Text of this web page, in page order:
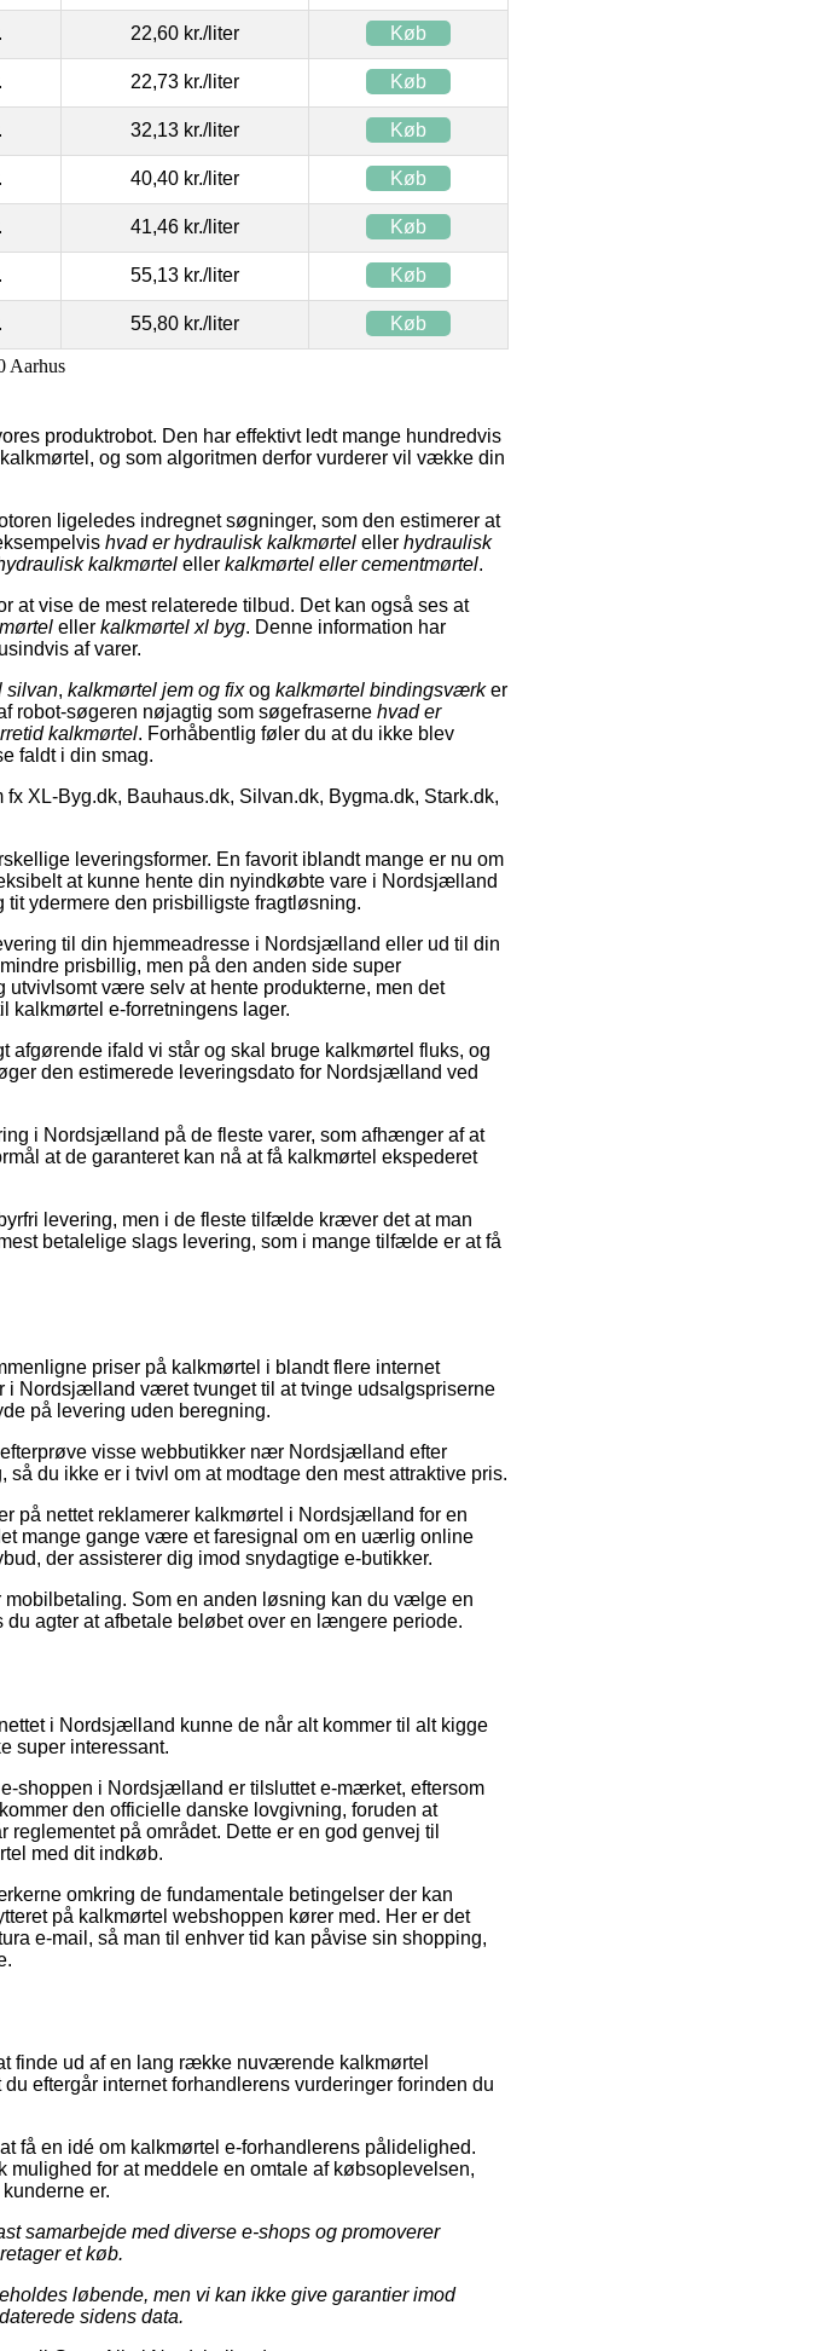
22,60 kr./liter Køb
22,73 kr./liter Køb
32,13 kr./liter Køb
40,40 kr./liter Køb
41,46 kr./liter Køb
55,13 kr./liter Køb
55,80 kr./liter Køb
Aarhus
produktrobot. Den har effektivt ledt mange hundredvis
og som algoritmen derfor vurderer vil vække din
ligeledes indregnet søgninger, som den estimerer at
hvad er hydraulisk kalkmørtel eller hydraulisk
kalkmørtel eller kalkmørtel eller cementmørtel.
at vise de mest relaterede tilbud. Det kan også ses at
eller kalkmørtel xl byg. Denne information har
af varer.
silvan, kalkmørtel jem og fixog kalkmørtel bindingsværker
robot-søgeren nøjagtig som søgefraserne hvad er
kalkmørtel. Forhåbentlig føler du at du ikke blev
faldt i din smag.
XL-Byg.dk, Bauhaus.dk, Silvan.dk, Bygma.dk, Stark.dk,
leveringsformer. En favorit iblandt mange er nu om
at kunne hente din nyindkøbte vare i Nordsjælland
ydermere den prisbilligste fragtløsning.
til din hjemmeadresse i Nordsjælland eller ud til din
prisbillig, men på den anden side super
være selv at hente produkterne, men det
kalkmørtel e-forretningens lager.
ifald vi står og skal bruge kalkmørtel fluks, og
den estimerede leveringsdato for Nordsjælland ved
i Nordsjælland på de fleste varer, som afhænger af at
at de garanteret kan nå at få kalkmørtel ekspederet
levering, men i de fleste tilfælde kræver det at man
betalelige slags levering, som i mange tilfælde er at få
priser på kalkmørtel i blandt flere internet
i Nordsjælland været tvunget til at tvinge udsalgspriserne
på levering uden beregning.
visse webbutikker nær Nordsjælland efter
du ikke er i tvivl om at modtage den mest attraktive pris.
på nettet reklamerer kalkmørtel i Nordsjælland for en
mange gange være et faresignal om en uærlig online
der assisterer dig imod snydagtige e-butikker.
Som en anden løsning kan du vælge en
agter at afbetale beløbet over en længere periode.
i Nordsjælland kunne de når alt kommer til alt kigge
super interessant.
shoppen i Nordsjælland er tilsluttet e-mærket, eftersom
den officielle danske lovgivning, foruden at
på området. Dette er en god genvej til
med dit indkøb.
omkring de fundamentale betingelser der kan
på kalkmørtel webshoppen kører med. Her er det
e-mail, så man til enhver tid kan påvise sin shopping,
finde ud af en lang række nuværende kalkmørtel
eftergår internet forhandlerens vurderinger forinden du
få en idé om kalkmørtel e-forhandlerens pålidelighed.
for at meddele en omtale af købsoplevelsen,
er.
samarbejde med diverse e-shops og promoverer
et køb.
løbende, men vi kan ikke give garantier imod
sidens data.